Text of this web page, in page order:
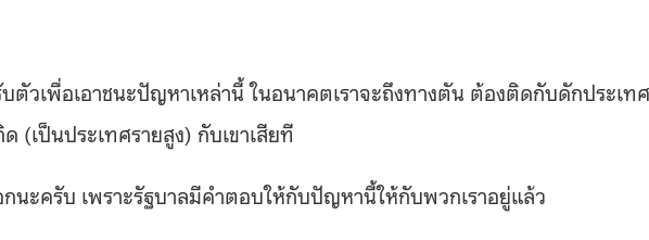
บตัวเพื่อเอาชนะปัญหาเหล่านี้ ในอนาคตเราจะถึงทางตัน ต้องติดกับดักประเทศ
(เป็นประเทศรายสูง) กับเขาเสียที
นะครับ เพราะรัฐบาลมีคำตอบให้กับปัญหานี้ให้กับพวกเราอยู่แล้ว